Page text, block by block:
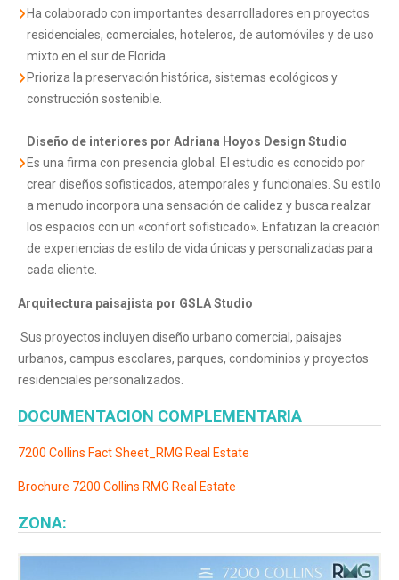
Ha colaborado con importantes desarrolladores en proyectos
residenciales, comerciales, hoteleros, de automóviles y de uso
mixto en el sur de Florida.
Prioriza la preservación histórica, sistemas ecológicos y
construcción sostenible.
Diseño de interiores por Adriana Hoyos Design Studio
Es una firma con presencia global. El estudio es conocido por
crear diseños sofisticados, atemporales y funcionales. Su estilo
a menudo incorpora una sensación de calidez y busca realzar
los espacios con un «confort sofisticado». Enfatizan la creación
de experiencias de estilo de vida únicas y personalizadas para
cada cliente.
Arquitectura paisajista por GSLA Studio
Sus proyectos incluyen diseño urbano comercial, paisajes
urbanos, campus escolares, parques, condominios y proyectos
residenciales personalizados.
DOCUMENTACION COMPLEMENTARIA
7200 Collins Fact Sheet_RMG Real Estate
Brochure 7200 Collins RMG Real Estate
ZONA: